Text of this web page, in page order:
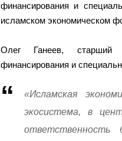
финансирования и
исламском экономическом
Олег Ганеев, старший
финансирования и
«Исламская
экосистема, в
ответственность